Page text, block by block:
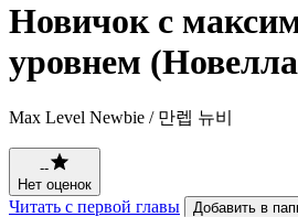
Новичок с
уровнем
Max Level Newbie / 만렙 뉴비
--
Нет оценок
Читать с первой главы Добавить в